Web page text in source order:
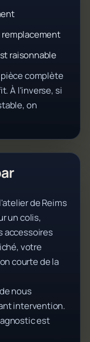
raisonnable
complète
À l'inverse, si
on
de Reims
un colis,
accessoires
votre
courte de la
nous
intervention.
est